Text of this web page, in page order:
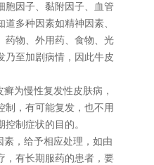
胞因子、黏附因子、血管
多种因素如精神因素、
药物、外用药、食物、光
乃至加剧病情，因此牛皮
为慢性复发性皮肤病，
制，有可能复发，也不用
制症状的目的。
，给予相应处理，如由
，有长期服药的患者，要